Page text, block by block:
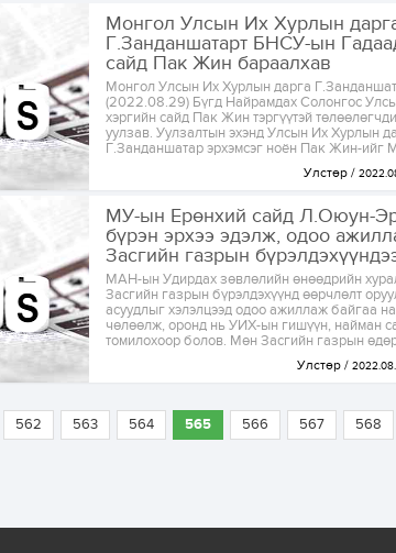
Монгол Улсын Их Хурлын
Г.Занданшатарт БНСУ-ын
сайд Пак Жин бараалхав
Монгол Улсын Их Хурлын дарга
(2022.08.29) Бүгд Найрамдах Солонгос
хэргийн сайд Пак Жин тэргүүтэй
уулзав. Уулзалтын эхэнд Улсын Их Хурлын
Г.Занданшатар эрхэмсэг ноён Пак Жин-ийг
Улстөр
МУ-ын Ерөнхий сайд Л.Оюун-
бүрэн эрхээ эдэлж, одоо
Засгийн газрын
МАН-ын Удирдах зөвлөлийн өнөөдрийн
Засгийн газрын бүрэлдэхүүнд өөрчлөлт
асуудлыг хэлэлцээд одоо ажиллаж байгаа
чөлөөлж, оронд нь УИХ-ын гишүүн, найман
томилохоор болов. Мөн Засгийн газрын
Улстөр
562 563 564 565 566 567 568